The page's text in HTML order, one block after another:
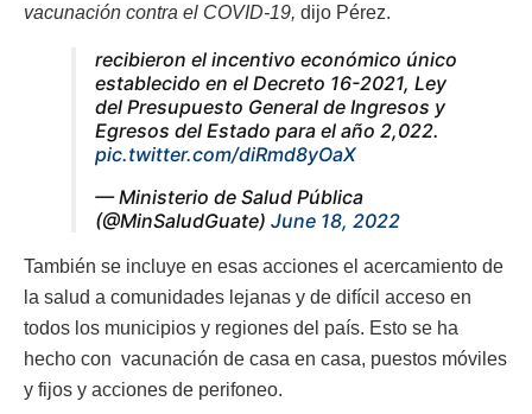
vacunación contra el COVID-19, dijo Pérez.
recibieron el incentivo económico único
establecido en el Decreto 16-2021, Ley
del Presupuesto General de Ingresos y
Egresos del Estado para el año 2,022.
pic.twitter.com/diRmd8yOaX
— Ministerio de Salud Pública
(@MinSaludGuate) June 18, 2022
También se incluye en esas acciones el acercamiento de
la salud a comunidades lejanas y de difícil acceso en
todos los municipios y regiones del país. Esto se ha
hecho con vacunación de casa en casa, puestos móviles
y fijos y acciones de perifoneo.